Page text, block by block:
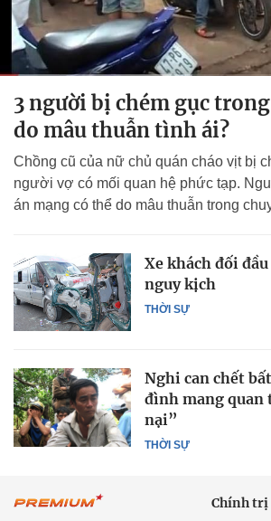
3 người bị chém gục
do mâu thuẫn tình ái?
Chồng cũ của nữ chủ quán cháo vịt bị
người vợ có mối quan hệ phức tạp.
án mạng có thể do mâu thuẫn trong
THỜI SỰ
Xe khách đối
nguy kịch
THỜI SỰ
Nghi can chết
đình mang quan
nại”
Chính trị